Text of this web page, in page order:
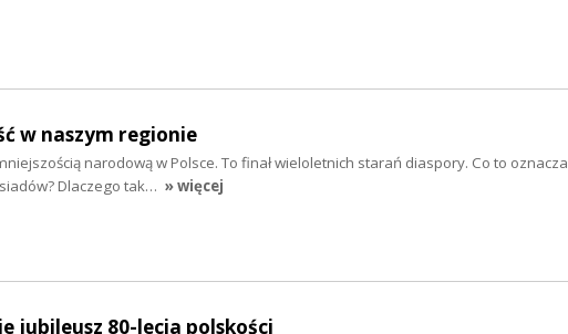
w naszym regionie
narodową w Polsce. To finał wieloletnich starań diaspory. Co to oznacza
Dlaczego tak… » więcej
jubileusz 80-lecia polskości